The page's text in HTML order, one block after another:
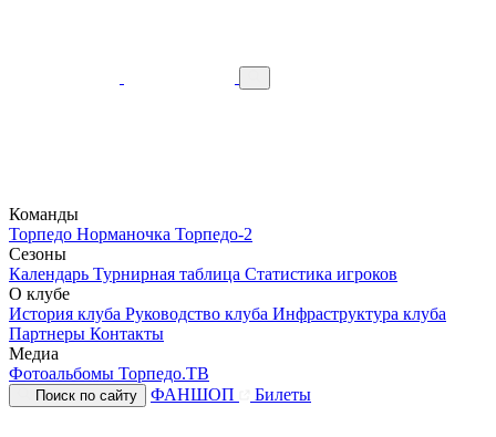
Команды
Торпедо Норманочка Торпедо-2
Сезоны
Календарь Турнирная таблица Статистика игроков
О клубе
История клуба Руководство клуба Инфраструктура клуба
Партнеры Контакты
Медиа
Фотоальбомы Торпедо.ТВ
Поиск по сайту ФАНШОП Билеты